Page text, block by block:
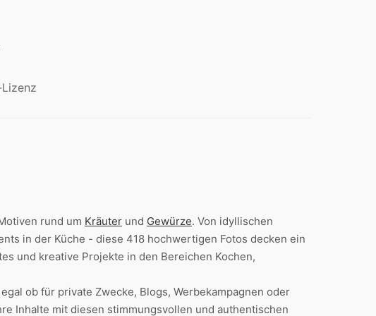
rund um Kräuter und Gewürze. Von idyllischen
in der Küche - diese 418 hochwertigen Fotos decken ein
und kreative Projekte in den Bereichen Kochen,
ob für private Zwecke, Blogs, Werbekampagnen oder
Inhalte mit diesen stimmungsvollen und authentischen